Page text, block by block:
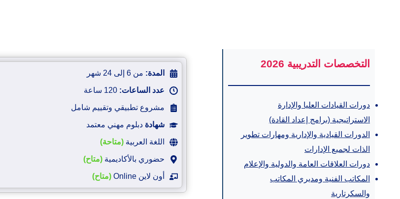
المدة: من 6 إلى 24 شهر
عدد الساعات:120 ساعة
مشروع تطبيقي وتقييم شامل
شهادةدبلوم مهني معتمد
اللغة العربية(متاحة)
حضوري بالأكاديمية(متاح)
أون لاين Online (متاح)
التخصصات التدريبية 2026
دورات القيادات العليا والإدارة
الاستراتيجية (برامج إعداد القادة)
الدورات القيادية والإدارية ومهارات تطوير
الذات لجميع الإدارات
دورات العلاقات العامة والدولية والإعلام
المكاتب الفنية ومديري المكاتب
والسكرتارية